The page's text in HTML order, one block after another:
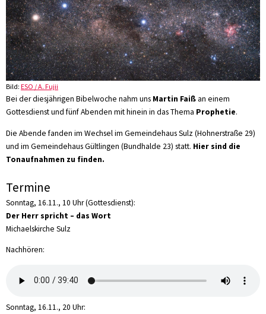
Bild: ESO / A. Fujii
Bei der diesjährigen Bibelwoche nahm uns Martin Faiß an einem
Gottesdienst und fünf Abenden mit hinein in das Thema Prophetie.
Die Abende fanden im Wechsel im Gemeindehaus Sulz (Hohnerstraße 29)
und im Gemeindehaus Gültlingen (Bundhalde 23) statt. Hier sind die
Tonaufnahmen zu finden.
Termine
Sonntag, 16.11., 10 Uhr (Gottesdienst):
Der Herr spricht – das Wort
Michaelskirche Sulz
Nachhören:
Sonntag, 16.11., 20 Uhr: